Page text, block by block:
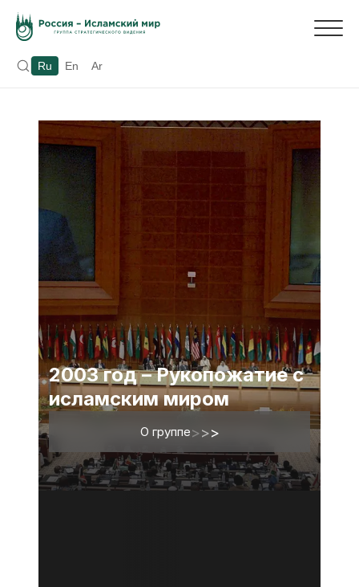
Ru En Ar
2003 год – Рукопожатие с
исламским миром
О группе>>>